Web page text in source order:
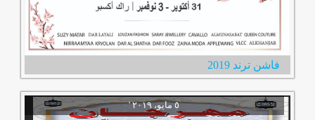
فاشن ترند 2019
‏٥ مايو، ٢٠١٩‏ ‏'‏